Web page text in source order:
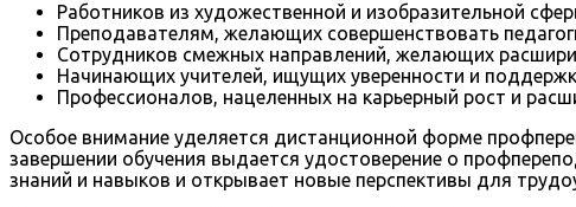
Работников из художественной и изобразительной
Преподавателям, желающих совершенствовать
Сотрудников смежных направлений, желающих
Начинающих учителей, ищущих уверенности и
Профессионалов, нацеленных на карьерный рост и
Особое внимание уделяется дистанционной форме
завершении обучения выдается удостоверение о
знаний и навыков и открывает новые перспективы для